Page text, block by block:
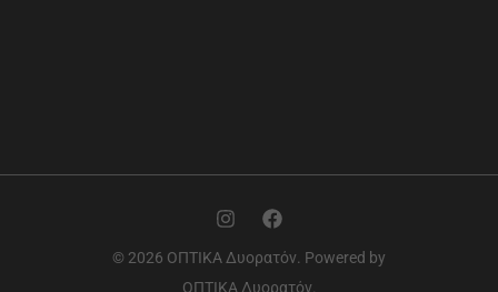
© 2026 ΟΠΤΙΚΑ Δυορατόν. Powered by
ΟΠΤΙΚΑ Δυορατόν.